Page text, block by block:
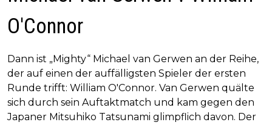
O'Connor
Dann ist „Mighty“ Michael van Gerwen an der Reihe,
der auf einen der auffälligsten Spieler der ersten
Runde trifft: William O'Connor. Van Gerwen quälte
sich durch sein Auftaktmatch und kam gegen den
Japaner Mitsuhiko Tatsunami glimpflich davon. Der